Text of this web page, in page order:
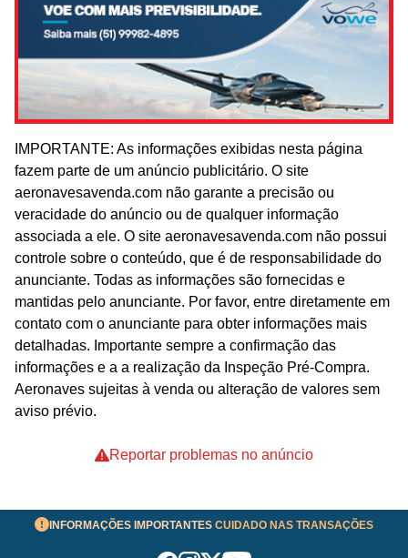
IMPORTANTE: As informações exibidas nesta página
fazem parte de um anúncio publicitário. O site
aeronavesavenda.com não garante a precisão ou
veracidade do anúncio ou de qualquer informação
associada a ele. O site aeronavesavenda.com não possui
controle sobre o conteúdo, que é de responsabilidade do
anunciante. Todas as informações são fornecidas e
mantidas pelo anunciante. Por favor, entre diretamente em
contato com o anunciante para obter informações mais
detalhadas. Importante sempre a confirmação das
informações e a a realização da Inspeção Pré-Compra.
Aeronaves sujeitas à venda ou alteração de valores sem
aviso prévio.
Reportar problemas no anúncio
INFORMAÇÕES IMPORTANTES CUIDADO NAS TRANSAÇÕES